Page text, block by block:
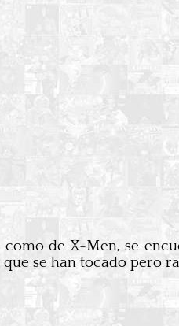
de X-Men, se
se han tocado pero